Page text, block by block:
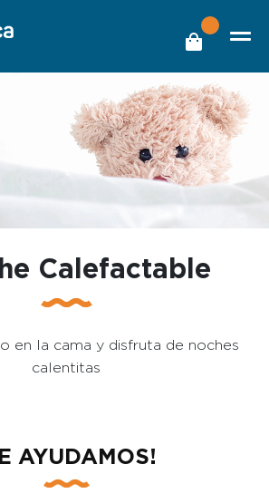
Calefactable
en la cama y disfruta de noches
calentitas
AYUDAMOS!